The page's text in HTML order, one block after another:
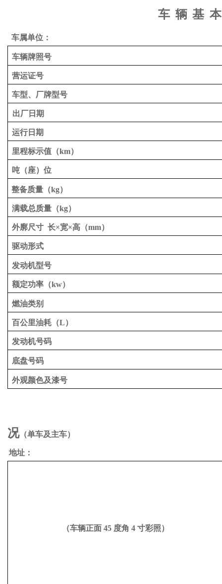
车 辆 基 本
车属单位：
车辆牌照号
营运证号
车型、厂牌型号
出厂日期
运行日期
里程标示值（km）
吨（座）位
整备质量（kg）
满载总质量（kg）
外廓尺寸 长×宽×高（mm）
驱动形式
发动机型号
额定功率（kw）
燃油类别
百公里油耗（L）
发动机号码
底盘号码
外观颜色及漆号
况（单车及主车）
地址：
（车辆正面 45 度角 4 寸彩照）